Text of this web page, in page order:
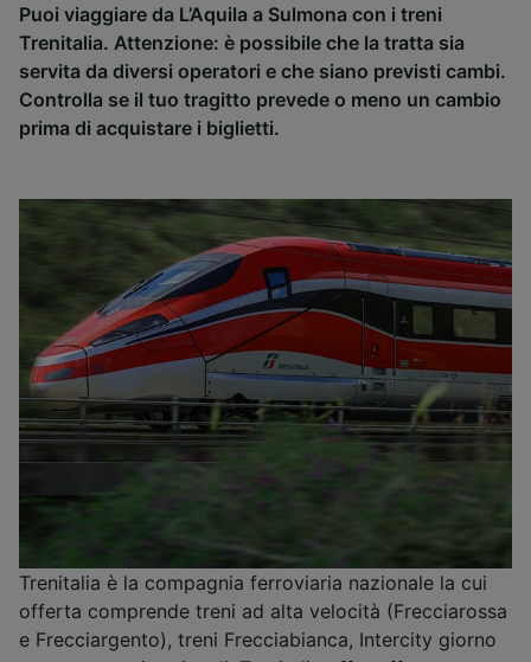
Puoi viaggiare da L’Aquila a Sulmona con i treni
Trenitalia. Attenzione: è possibile che la tratta sia
servita da diversi operatori e che siano previsti cambi.
Controlla se il tuo tragitto prevede o meno un cambio
prima di acquistare i biglietti.
Trenitalia è la compagnia ferroviaria nazionale la cui
offerta comprende treni ad alta velocità (Frecciarossa
e Frecciargento), treni Frecciabianca, Intercity giorno